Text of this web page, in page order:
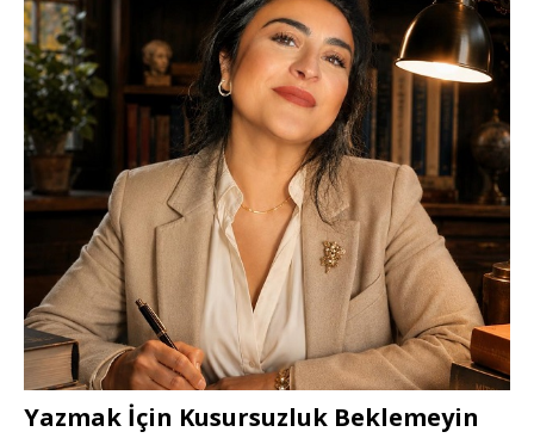
Yazmak İçin Kusursuzluk Beklemeyin